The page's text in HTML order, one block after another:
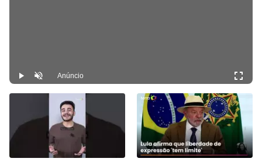
Play DesmutarAnúncio